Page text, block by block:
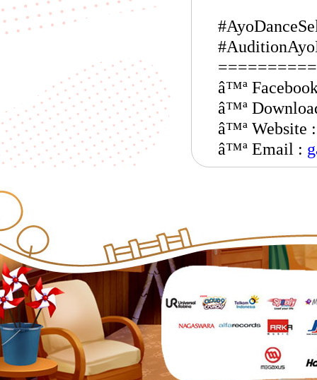
â™ª
â™ª
â™ª Website
â™ª Email :